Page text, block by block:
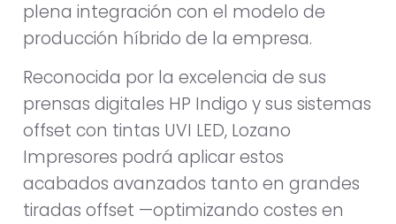
plena integración con el modelo de
producción híbrido de la empresa.
Reconocida por la excelencia de sus
prensas digitales HP Indigo y sus sistemas
offset con tintas UVI LED, Lozano
Impresores podrá aplicar estos
acabados avanzados tanto en grandes
tiradas offset —optimizando costes en